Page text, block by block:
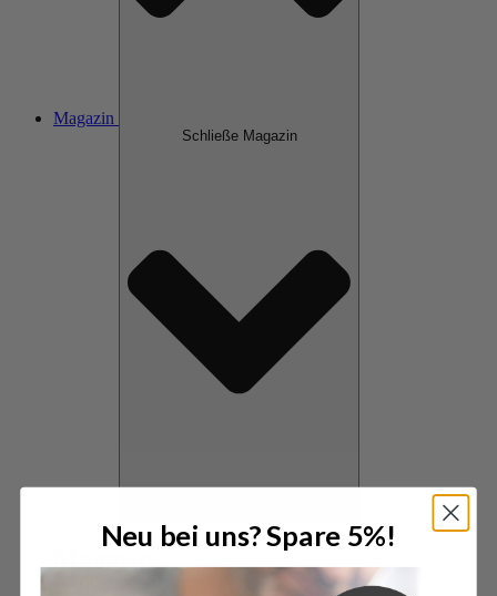
Magazin
Schließe Magazin
Neu bei uns? Spare 5%!